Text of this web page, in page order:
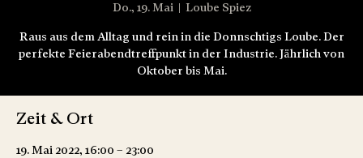
Do., 19. Mai
  |
Loube Spiez
Raus aus dem Alltag und rein in die Donnschtigs Loube. Der
perfekte Feierabendtreffpunkt in der Industrie. Jährlich von
Oktober bis Mai.
Zeit & Ort
19. Mai 2022, 16:00 – 23:00